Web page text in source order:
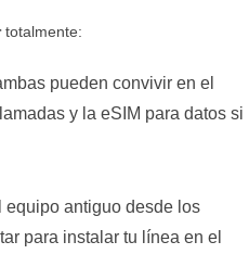
totalmente:
pueden convivir en el
y la eSIM para datos si
antiguo desde los
para instalar tu línea en el